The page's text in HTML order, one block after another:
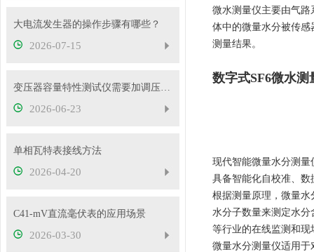
大电流发生器的操作步骤有哪些？
2026-07-15
变压器容量特性测试仪需要加调压器吗？
2026-06-23
单相瓦特表接线方法
2026-04-20
C41-mV直流毫伏表的应用场景
2026-03-30
微水测量仪主要由气
体中的微量水分被传
测量结果。
数字式SF6微水测
现代智能微量水分测量
具备智能化自校准、
根据测量原理，微量
水分子数量来测定水
等行业的在线监测和现
微量水分测量仪适用